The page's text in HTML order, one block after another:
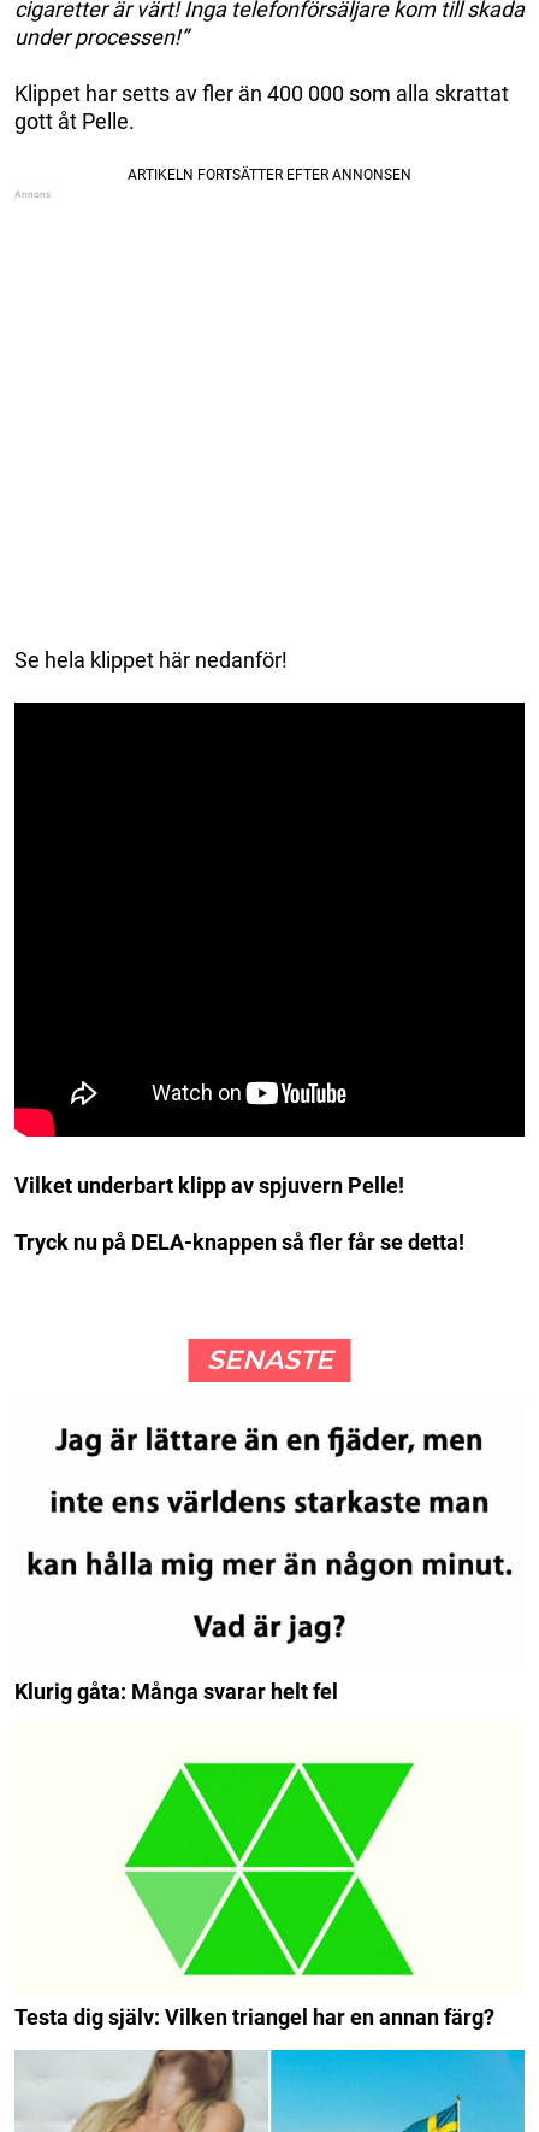
cigaretter är värt! Inga telefonförsäljare kom till skada
under processen!”
Klippet har setts av fler än 400 000 som alla skrattat
gott åt Pelle.
Se hela klippet här nedanför!
Vilket underbart klipp av spjuvern Pelle!
Tryck nu på DELA-knappen så fler får se detta!
SENASTE
Klurig gåta: Många svarar helt fel
Testa dig själv: Vilken triangel har en annan färg?